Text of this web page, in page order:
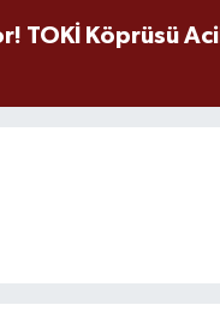
TOKİ Köprüsü Acil